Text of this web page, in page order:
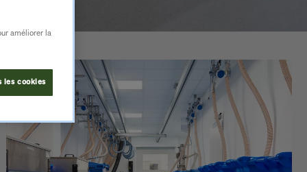
améliorer la
les cookies